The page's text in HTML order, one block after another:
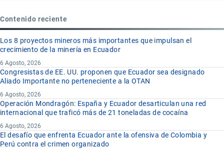
Contenido reciente
Los 8 proyectos mineros más importantes que impulsan el
crecimiento de la minería en Ecuador
6 Agosto, 2026
Congresistas de EE. UU. proponen que Ecuador sea designado
Aliado Importante no perteneciente a la OTAN
6 Agosto, 2026
Operación Mondragón: España y Ecuador desarticulan una red
internacional que traficó más de 21 toneladas de cocaína
6 Agosto, 2026
El desafío que enfrenta Ecuador ante la ofensiva de Colombia y
Perú contra el crimen organizado